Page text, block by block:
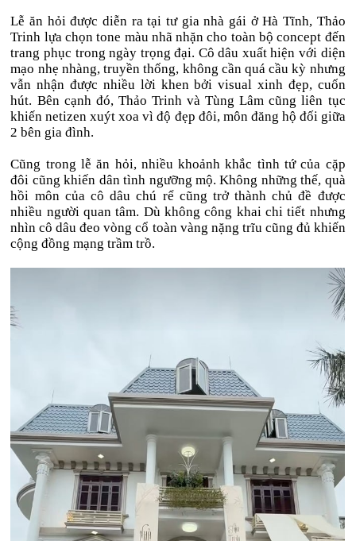
Lễ ăn hỏi được diễn ra tại tư gia nhà gái ở Hà Tĩnh, Thảo
Trinh lựa chọn tone màu nhã nhặn cho toàn bộ concept đến
trang phục trong ngày trọng đại. Cô dâu xuất hiện với diện
mạo nhẹ nhàng, truyền thống, không cần quá cầu kỳ nhưng
vẫn nhận được nhiều lời khen bởi visual xinh đẹp, cuốn
hút. Bên cạnh đó, Thảo Trinh và Tùng Lâm cũng liên tục
khiến netizen xuýt xoa vì độ đẹp đôi, môn đăng hộ đối giữa
2 bên gia đình.
Cũng trong lễ ăn hỏi, nhiều khoảnh khắc tình tứ của cặp
đôi cũng khiến dân tình ngưỡng mộ. Không những thế, quà
hồi môn của cô dâu chú rể cũng trở thành chủ đề được
nhiều người quan tâm. Dù không công khai chi tiết nhưng
nhìn cô dâu đeo vòng cổ toàn vàng nặng trĩu cũng đủ khiến
cộng đồng mạng trầm trồ.